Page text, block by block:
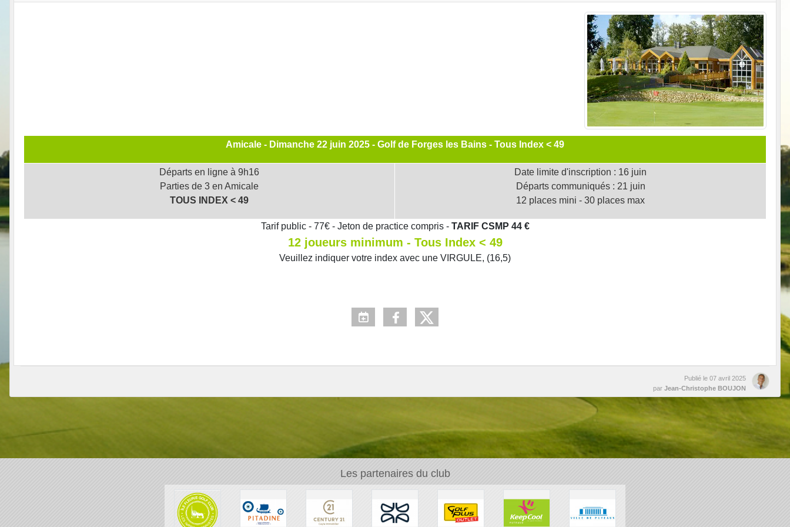
Amicale - Dimanche 22 juin 2025 - Golf de Forges les Bains - Tous Index < 49
Départs en ligne à 9h16
Parties de 3 en Amicale
TOUS INDEX < 49
Date limite d'inscription : 16 juin
Départs communiqués : 21 juin
12 places mini - 30 places max
Tarif public - 77€ - Jeton de practice compris - TARIF CSMP 44 €
12 joueurs minimum - Tous Index < 49
Veuillez indiquer votre index avec une VIRGULE, (16,5)
Publié le 07 avril 2025
par Jean-Christophe BOUJON
Les partenaires du club